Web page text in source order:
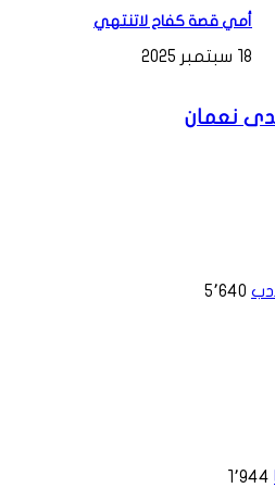
أمي قصة كفاح لاتنتهي
18 سبتمبر 2025
نعمان
5٬640
1٬944